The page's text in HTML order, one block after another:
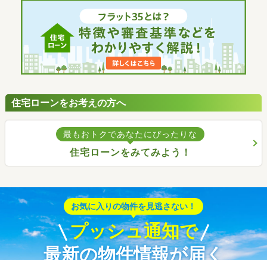
住宅ローンをお考えの方へ
最もおトクであなたにぴったりな
住宅ローンをみてみよう！
お気に入りの物件を見逃さない！
プッシュ通知で
最新の物件情報が届く